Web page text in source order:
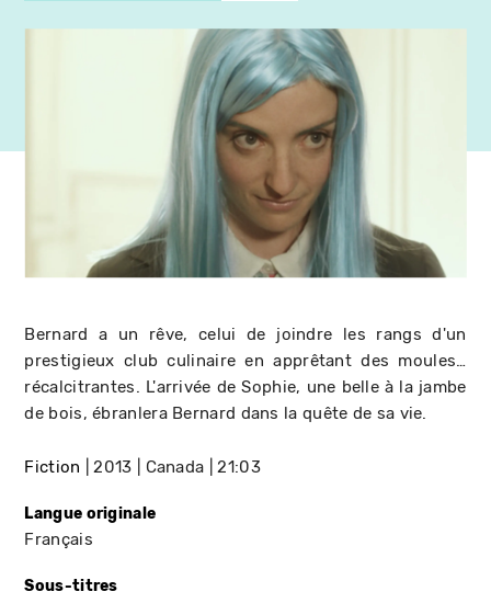
Bernard a un rêve, celui de joindre les rangs d'un
prestigieux club culinaire en apprêtant des moules…
récalcitrantes. L'arrivée de Sophie, une belle à la jambe
de bois, ébranlera Bernard dans la quête de sa vie.
Fiction 2013 Canada 21:03
Langue originale
Français
Sous-titres